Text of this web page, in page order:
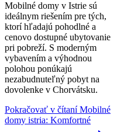
Mobilné domy v Istrie sú
ideálnym riešením pre tých,
ktorí hľadajú pohodlné a
cenovo dostupné ubytovanie
pri pobreží. S moderným
vybavením a výhodnou
polohou ponúkajú
nezabudnuteľný pobyt na
dovolenke v Chorvátsku.
Pokračovať v čítaníMobilné
domy istria: Komfortné